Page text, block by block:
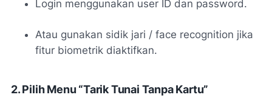
Login menggunakan user ID dan password.
Atau gunakan sidik jari / face recognition jika
fitur biometrik diaktifkan.
2. Pilih Menu “Tarik Tunai Tanpa Kartu”